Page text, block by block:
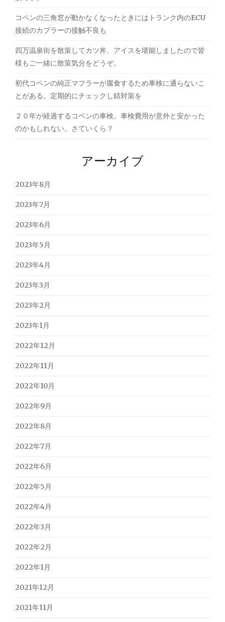
ン
コペンの三角窓が動かなくなったときにはトランク内のECU
接続のカプラーの接触不良も
四万温泉街を散策してカツ丼、アイスを堪能しましたので皆
様もご一緒に散策気分をどうぞ。
初代コペンの純正マフラーが腐食するため車検に通らないこ
とがある。定期的にチェックし錆対策を
２０年が経過するコペンの車検。車検費用が意外と安かった
のかもしれない。さていくら？
アーカイブ
2023年8月
2023年7月
2023年6月
2023年5月
2023年4月
2023年3月
2023年2月
2023年1月
2022年12月
2022年11月
2022年10月
2022年9月
2022年8月
2022年7月
2022年6月
2022年5月
2022年4月
2022年3月
2022年2月
2022年1月
2021年12月
2021年11月